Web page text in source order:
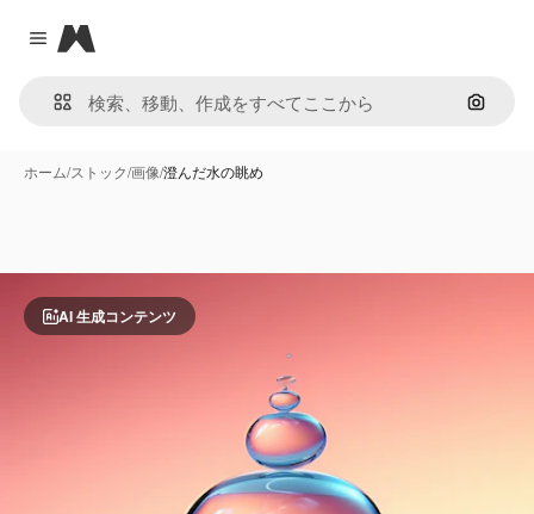
Close menu
Magnific
画像で
ホーム/ストック/画像/澄んだ水の眺め
AI 生成コンテンツ